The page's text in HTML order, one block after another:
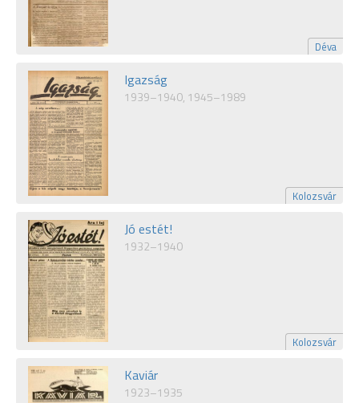
Déva
Igazság
1939–1940, 1945–1989
Kolozsvár
Jó estét!
1932–1940
Kolozsvár
Kaviár
1923–1935